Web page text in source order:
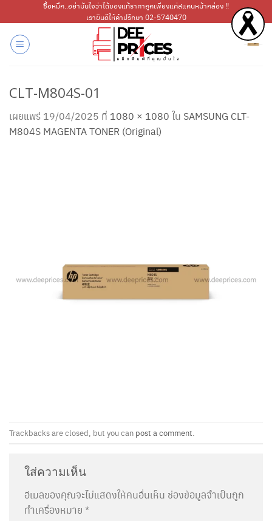
ไป
เนื้อหา
ซื้อหมึก..อย่ามั่นใจว่าได้ของแท้ราคาถูกเพียงแค่สแกนหน้ากล่อง !!
เรายินดีให้คำปรึกษา 02-5740470
CLT-M804S-01
เผยแพร่ 19/04/2025 ที่ 1080 × 1080 ใน SAMSUNG CLT-
M804S MAGENTA TONER (Original)
Trackbacks are closed, but you can post a comment
ใส่ความเห็น
อีเมลของคุณจะไม่แสดงให้คนอื่นเห็น ช่องข้อมูลจำเป็นถูก
ทำเครื่องหมาย *